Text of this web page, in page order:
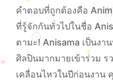
คําตอบที่ถูกต้องคือ
ที่รู้จักกันทั่วไปในชื่อ
ตามะ! Anisama เป็นง
ศิลปินมากมายเข้าร่วม ร
เคลื่อนไหวในปีก่อนงาน